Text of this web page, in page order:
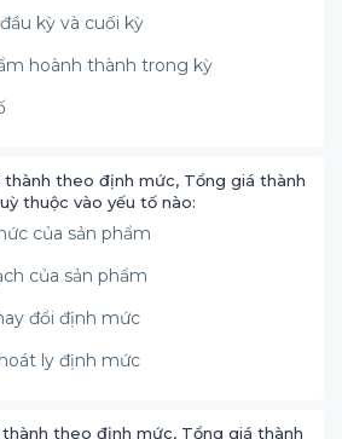
kỳ và cuối kỳ
hoành thành trong kỳ
thành theo định mức, Tổng giá thành
thuộc vào yếu tố nào:
của sản phẩm
của sản phẩm
đổi định mức
ly định mức
thành theo định mức, Tổng giá thành